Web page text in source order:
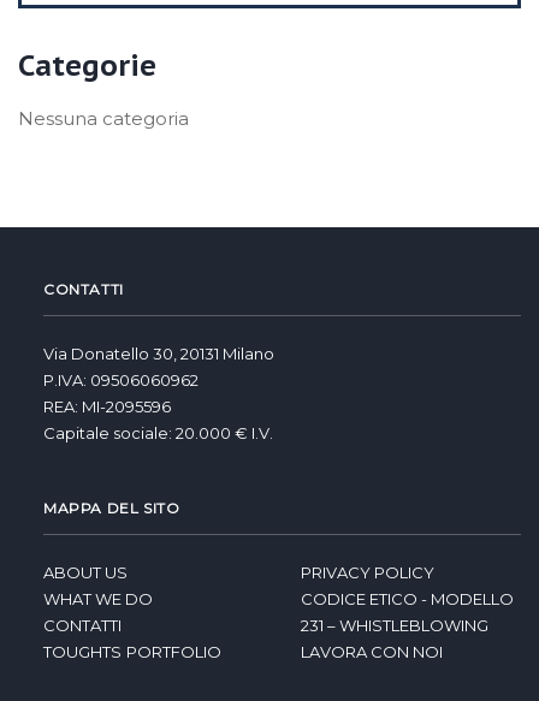
Categorie
Nessuna categoria
CONTATTI
Via Donatello 30, 20131 Milano
P.IVA: 09506060962
REA: MI-2095596
Capitale sociale: 20.000 € I.V.
MAPPA DEL SITO
ABOUT US
WHAT WE DO
CONTATTI
TOUGHTS PORTFOLIO
PRIVACY POLICY
CODICE ETICO - MODELLO
231 – WHISTLEBLOWING
LAVORA CON NOI